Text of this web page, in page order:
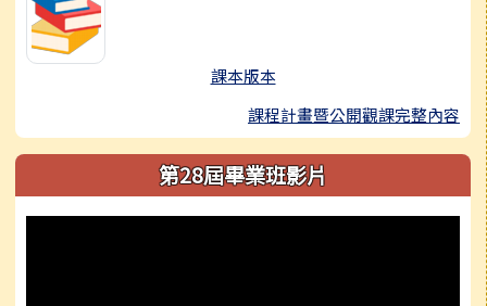
課本版本
課程計畫暨公開觀課完整內容
第28屆畢業班影片